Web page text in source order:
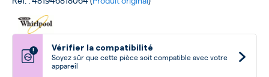
! Vérifier la compatibilité
Soyez sûr que cette pièce soit compatible avec votre
appareil